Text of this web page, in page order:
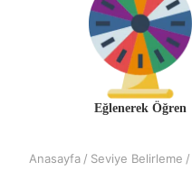
Eğlenerek Öğren
Anasayfa / Seviye Belirleme /